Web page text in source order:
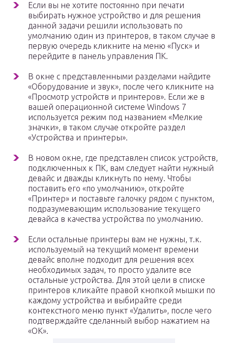
Если вы не хотите постоянно при печати
выбирать нужное устройство и для решения
данной задачи решили использовать по
умолчанию один из принтеров, в таком случае в
первую очередь кликните на меню «Пуск» и
перейдите в панель управления ПК.
В окне с представленными разделами найдите
«Оборудование и звук», после чего кликните на
«Просмотр устройств и принтеров». Если же в
вашей операционной системе Windows 7
используется режим под названием «Мелкие
значки», в таком случае откройте раздел
«Устройства и принтеры».
В новом окне, где представлен список устройств,
подключенных к ПК, вам следует найти нужный
девайс и дважды кликнуть по нему. Чтобы
поставить его «по умолчанию», откройте
«Принтер» и поставьте галочку рядом с пунктом,
подразумевающим использование текущего
девайса в качества устройства по умолчанию.
Если остальные принтеры вам не нужны, т.к.
используемый на текущий момент времени
девайс вполне подходит для решения всех
необходимых задач, то просто удалите все
остальные устройства. Для этой цели в списке
принтеров кликайте правой кнопкой мышки по
каждому устройства и выбирайте среди
контекстного меню пункт «Удалить», после чего
подтверждайте сделанный выбор нажатием на
«ОК».